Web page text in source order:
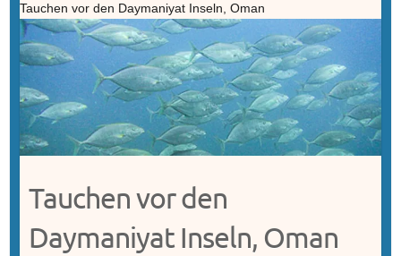
Tauchen vor den Daymaniyat Inseln, Oman
Tauchen vor den
Daymaniyat Inseln, Oman